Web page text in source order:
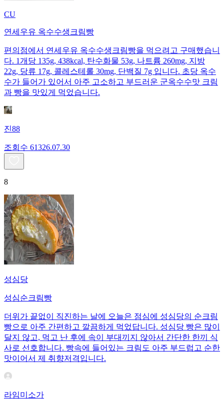
CU
연세우유 옥수수생크림빵
편의점에서 연세우유 옥수수생크림빵을 먹으려고 구매했습니
다. 1개당 135g, 438kcal, 탄수화물 53g, 나트륨 260mg, 지방
22g, 당류 17g, 콜레스테롤 30mg, 단백질 7g 입니다. 초당 옥수
수가 들어가 있어서 아주 고소하고 부드러운 군옥수수맛 크림
과 빵을 맛있게 먹었습니다.
진88
조회수 61326.07.30
8
성심당
성심순크림빵
더위가 끝없이 직진하는 날에 오늘은 점심에 성심당의 순크림
빵으로 아주 간편하고 깔끔하게 먹었답니다. 성심당 빵은 많이
달지 않고, 먹고 난 후에 속이 부대끼지 않아서 간단한 한끼 식
사로 선호합니다. 빵속에 들어있는 크림도 아주 부드럽고 순한
맛이어서 제 취향저격입니다.
라임미소가